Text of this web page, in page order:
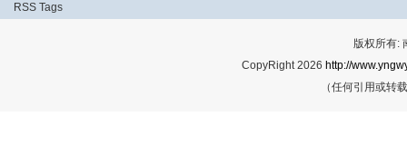
RSS Tags
版权所有:
CopyRight 2026 http://
（任何引用或转